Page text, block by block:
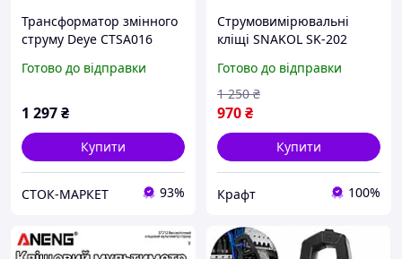
Трансформатор змінного
струму Deye CTSA016
Deye та інших (CT
Готово до відправки
1 297₴
Купити
СТОК-МАРКЕТ 93%
Струмовимірювальні
кліщі SNAKOL SK-202
600В AC/DC вольтметр
змінний струм
амперметр
Готово до відправки
970₴
1 250 ₴
Купити
Крафт 100%